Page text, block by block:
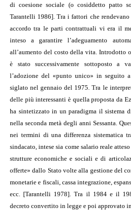
di coesione sociale (o cosiddetto patto
Tarantelli 1986]. Tra i fattori che
accordo tra le parti contrattuali vi era il
inteso a garantire l’adeguamento
all’aumento del costo della vita. Introdotto
è stato successivamente sottoposto a
l’adozione del «punto unico» in seguito
siglato nel gennaio del 1975. Tra le
delle più interessanti è quella proposta da
ha sintetizzato in un paradigma il sistema
nella seconda metà degli anni Sessanta.
nei termini di una differenza sistematica
sindacato, intese sia come salario reale
strutture economiche e sociali e di
offerte» dallo Stato volte alla gestione del
monetarie e fiscali, cassa integrazione,
ecc. [Tarantelli 1978]. Tra il 1984 e il
decreto convertito in legge e poi approvato